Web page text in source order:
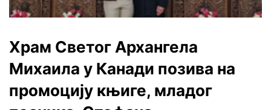
Храм Светог Архангела
Михаила у Канади позива на
промоцију књиге, младог